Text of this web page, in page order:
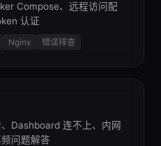
Compose、远程访问配
认证
Nginx 错误排查
Dashboard 连不上、内网
问题解答